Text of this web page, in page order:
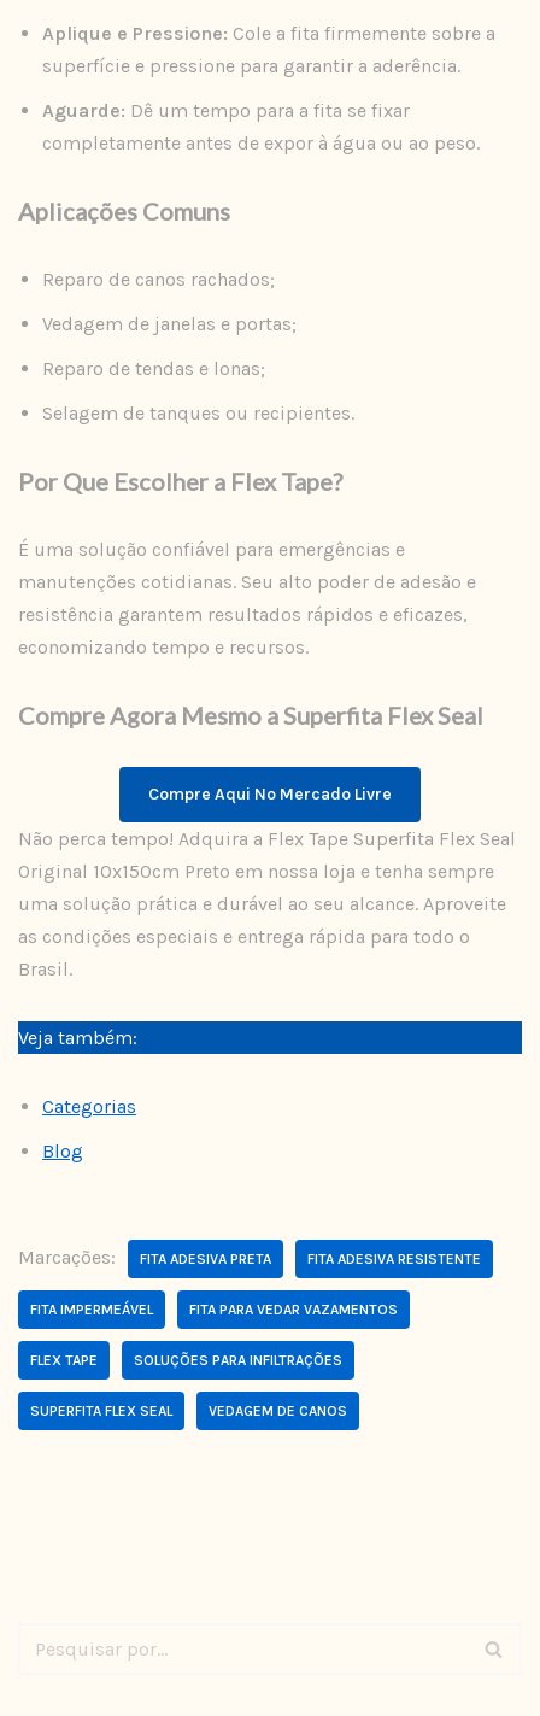
Aplique e Pressione: Cole a fita firmemente sobre a
superfície e pressione para garantir a aderência.
Aguarde: Dê um tempo para a fita se fixar
completamente antes de expor à água ou ao peso.
Aplicações Comuns
Reparo de canos rachados;
Vedagem de janelas e portas;
Reparo de tendas e lonas;
Selagem de tanques ou recipientes.
Por Que Escolher a Flex Tape?
É uma solução confiável para emergências e
manutenções cotidianas. Seu alto poder de adesão e
resistência garantem resultados rápidos e eficazes,
economizando tempo e recursos.
Compre Agora Mesmo a Superfita Flex Seal
Compre Aqui No Mercado Livre
Não perca tempo! Adquira a Flex Tape Superfita Flex Seal
Original 10x150cm Preto em nossa loja e tenha sempre
uma solução prática e durável ao seu alcance. Aproveite
as condições especiais e entrega rápida para todo o
Brasil.
Veja também:
Categorias
Blog
Marcações: FITA ADESIVA PRETA FITA ADESIVA RESISTENTE
FITA IMPERMEÁVEL FITA PARA VEDAR VAZAMENTOS
FLEX TAPE SOLUÇÕES PARA INFILTRAÇÕES
SUPERFITA FLEX SEAL VEDAGEM DE CANOS